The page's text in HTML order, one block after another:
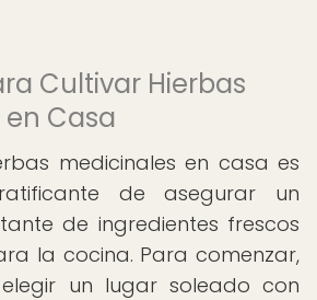
Cultivar Hierbas
Casa
medicinales en casa es
de asegurar un
de ingredientes frescos
la cocina. Para comenzar,
un lugar soleado con